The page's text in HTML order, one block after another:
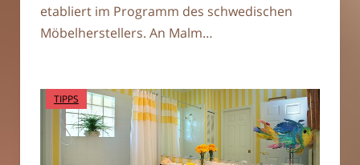
etabliert im Programm des schwedischen
Möbelherstellers. An Malm…
TIPPS